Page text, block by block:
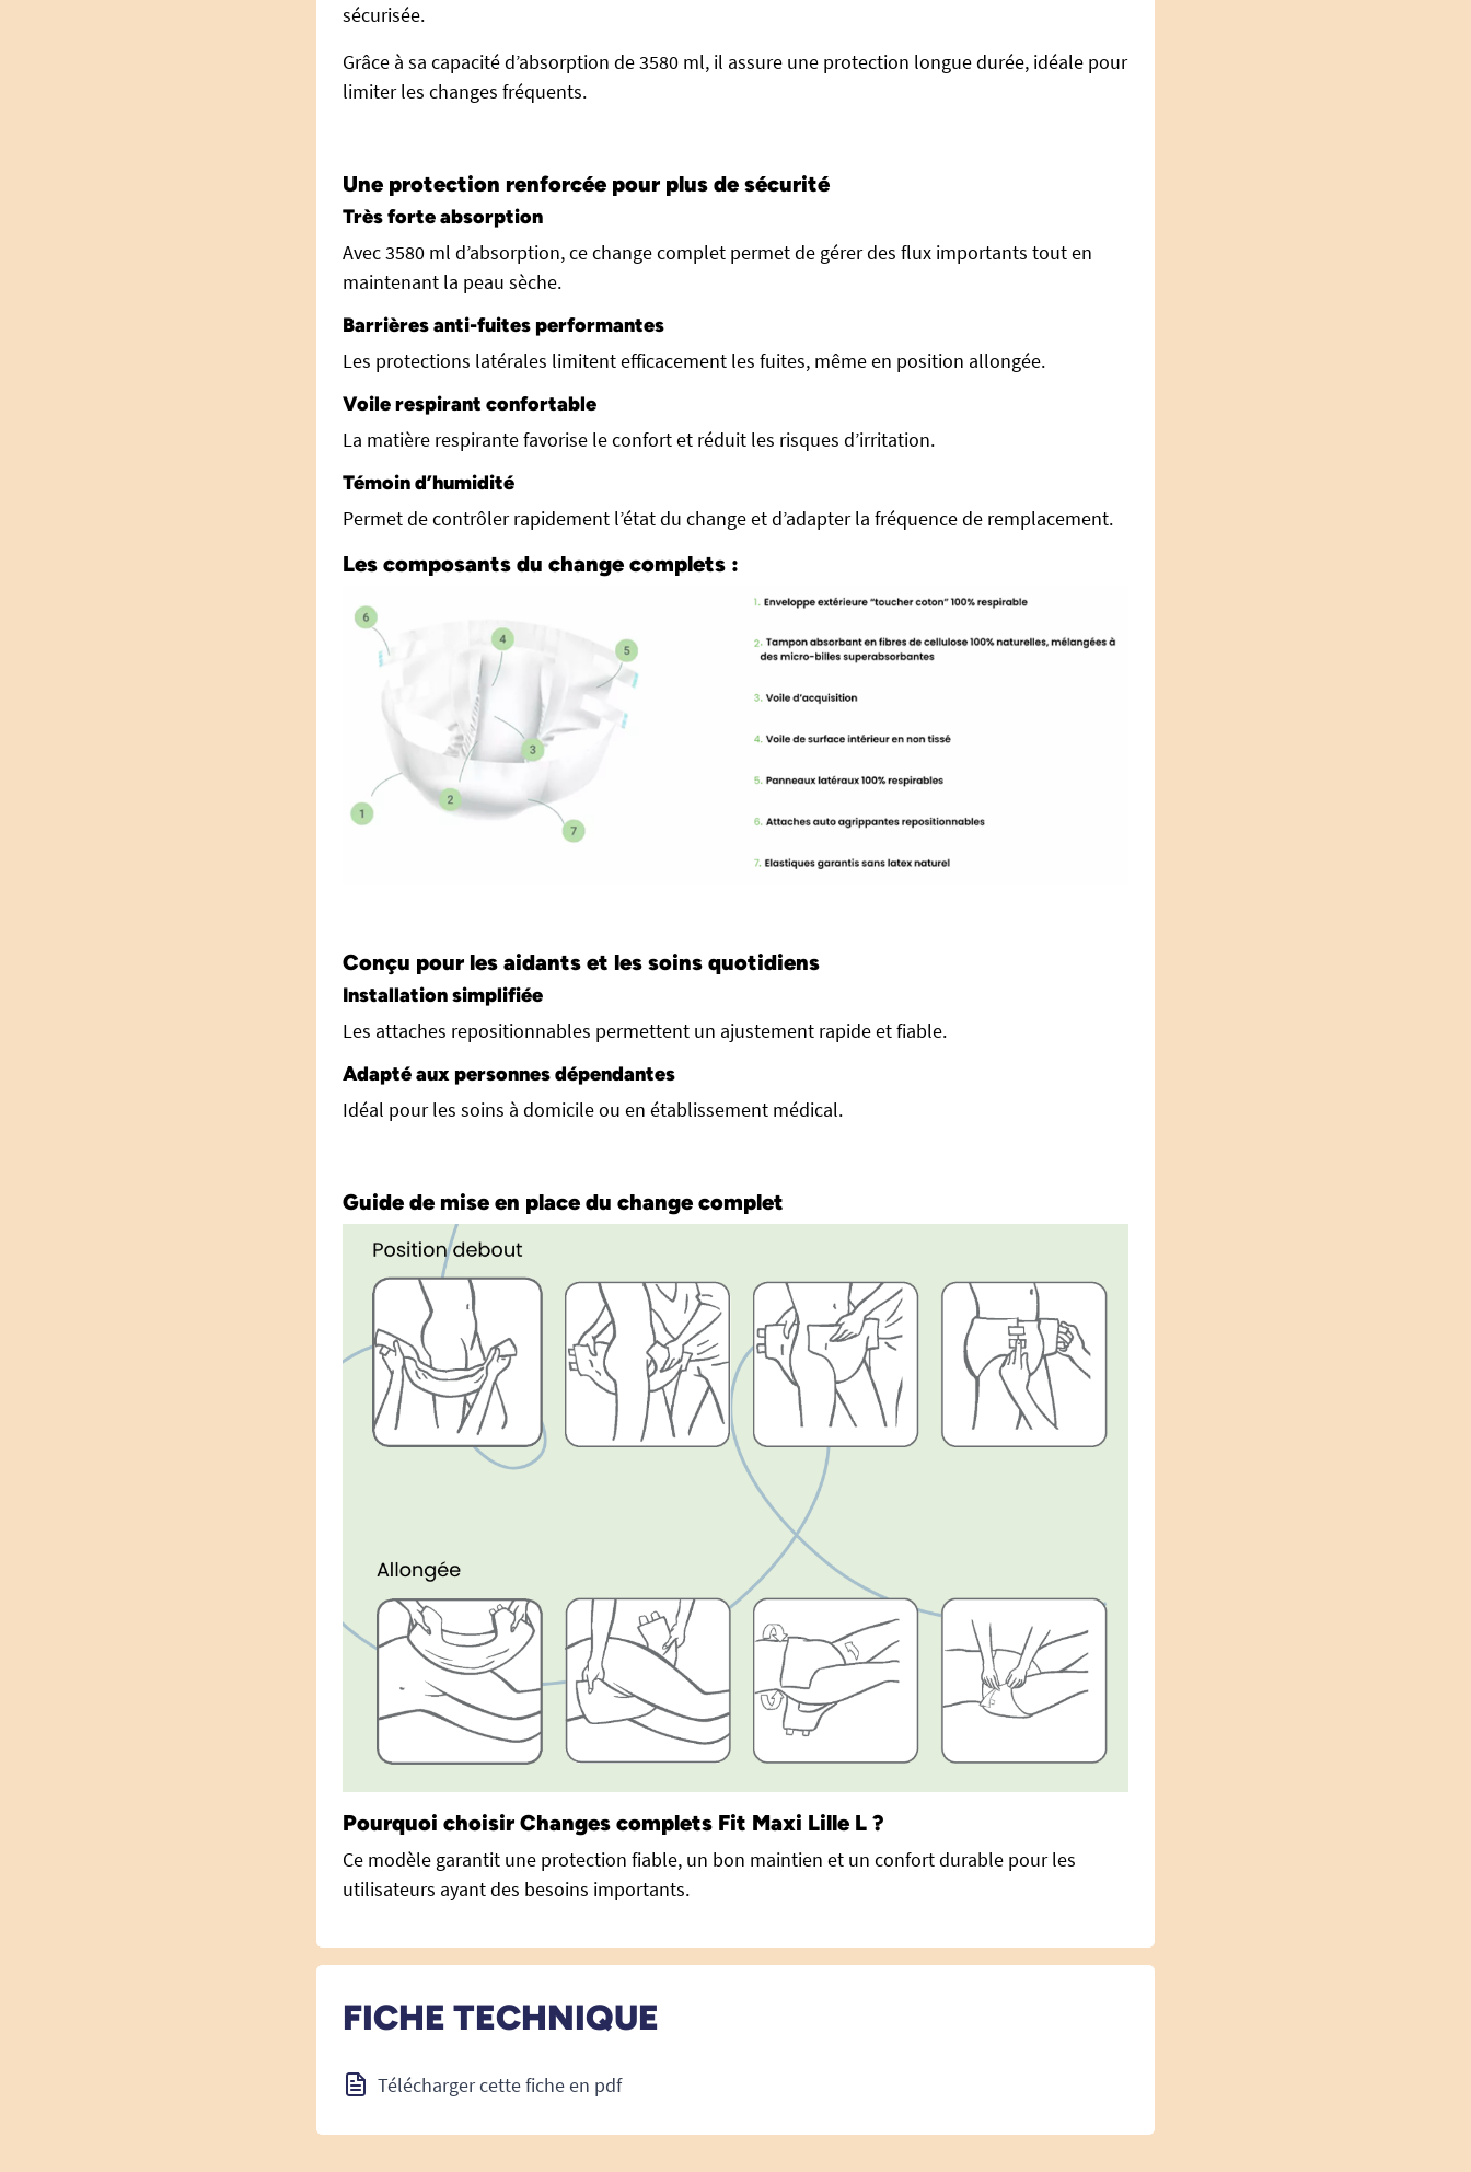
sécurisée.
Grâce à sa capacité d’absorption de 3580 ml, il assure une protection longue durée, idéale pour
limiter les changes fréquents.
Une protection renforcée pour plus de sécurité
Très forte absorption
Avec 3580 ml d’absorption, ce change complet permet de gérer des flux importants tout en
maintenant la peau sèche.
Barrières anti-fuites performantes
Les protections latérales limitent efficacement les fuites, même en position allongée.
Voile respirant confortable
La matière respirante favorise le confort et réduit les risques d’irritation.
Témoin d’humidité
Permet de contrôler rapidement l’état du change et d’adapter la fréquence de remplacement.
Les composants du change complets :
Conçu pour les aidants et les soins quotidiens
Installation simplifiée
Les attaches repositionnables permettent un ajustement rapide et fiable.
Adapté aux personnes dépendantes
Idéal pour les soins à domicile ou en établissement médical.
Guide de mise en place du change complet
Pourquoi choisir Changes complets Fit Maxi Lille L ?
Ce modèle garantit une protection fiable, un bon maintien et un confort durable pour les
utilisateurs ayant des besoins importants.
FICHE TECHNIQUE
Télécharger cette fiche en pdf